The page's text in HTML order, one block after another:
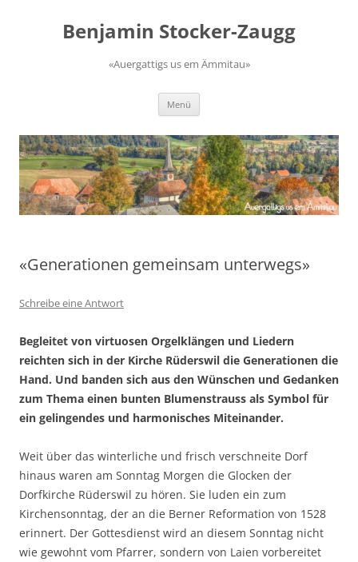
springenBenjamin Stocker-Zaugg
«Auergattigs us em Ämmitau»
Menü
«Generationen gemeinsam unterwegs»
Schreibe eine Antwort
Begleitet von virtuosen Orgelklängen und Liedern
reichten sich in der Kirche Rüderswil die Generationen die
Hand. Und banden sich aus den Wünschen und Gedanken
zum Thema einen bunten Blumenstrauss als Symbol für
ein gelingendes und harmonisches Miteinander.
Weit über das winterliche und frisch verschneite Dorf
hinaus waren am Sonntag Morgen die Glocken der
Dorfkirche Rüderswil zu hören. Sie luden ein zum
Kirchensonntag, der an die Berner Reformation von 1528
erinnert. Der Gottesdienst wird an diesem Sonntag nicht
wie gewohnt vom Pfarrer, sondern von Laien vorbereitet